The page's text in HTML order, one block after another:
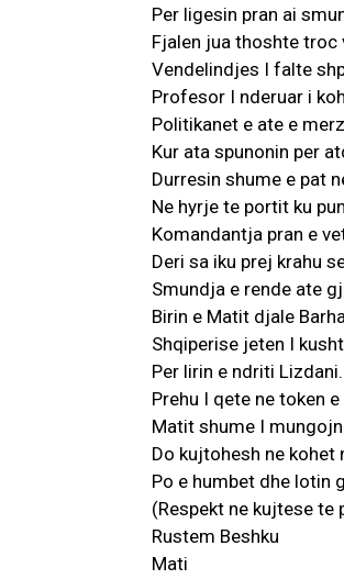
Per ligesin pran ai
Fjalen jua thoshte troc
Vendelindjes I falte
Profesor I nderuar i
Politikanet e ate e
Kur ata spunonin per
Durresin shume e pat
Ne hyrje te portit ku
Komandantja pran e
Deri sa iku prej krahu
Smundja e rende ate
Birin e Matit djale
Shqiperise jeten I
Per lirin e ndriti Lizdani.
Prehu I qete ne token
Matit shume I
Do kujtohesh ne kohet
Po e humbet dhe lotin
(Respekt ne kujtese
Rustem Beshku
Mati